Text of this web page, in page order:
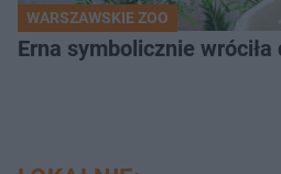
WARSZAWSKIE ZOO
Erna symbolicznie